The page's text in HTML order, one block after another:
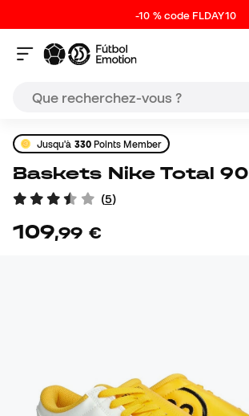
-10 % code FLDAY10
Jusqu'à 330Points Member
Baskets Nike Total 90
(5)
109,99 €